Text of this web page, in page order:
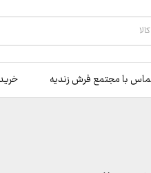
با مجتمع فرش زندیه